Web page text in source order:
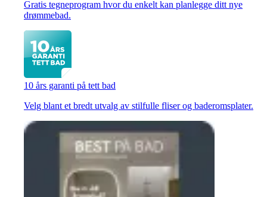
Gratis tegneprogram hvor du enkelt kan planlegge ditt nye
drømmebad.
10 års garanti på tett bad
Velg blant et bredt utvalg av stilfulle fliser og baderomsplater.